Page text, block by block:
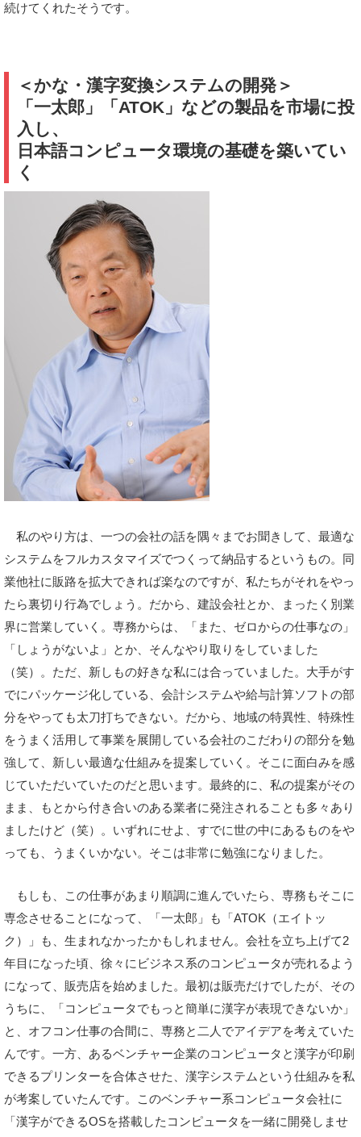
続けてくれたそうです。
＜かな・漢字変換システムの開発＞
「一太郎」「ATOK」などの製品を市場に投
入し、
日本語コンピュータ環境の基礎を築いてい
く
私のやり方は、一つの会社の話を隅々までお聞きして、最適な
システムをフルカスタマイズでつくって納品するというもの。同
業他社に販路を拡大できれば楽なのですが、私たちがそれをやっ
たら裏切り行為でしょう。だから、建設会社とか、まったく別業
界に営業していく。専務からは、「また、ゼロからの仕事なの」
「しょうがないよ」とか、そんなやり取りをしていました
（笑）。ただ、新しもの好きな私には合っていました。大手がす
でにパッケージ化している、会計システムや給与計算ソフトの部
分をやっても太刀打ちできない。だから、地域の特異性、特殊性
をうまく活用して事業を展開している会社のこだわりの部分を勉
強して、新しい最適な仕組みを提案していく。そこに面白みを感
じていただいていたのだと思います。最終的に、私の提案がその
まま、もとから付き合いのある業者に発注されることも多々あり
ましたけど（笑）。いずれにせよ、すでに世の中にあるものをや
っても、うまくいかない。そこは非常に勉強になりました。
もしも、この仕事があまり順調に進んでいたら、専務もそこに
専念させることになって、「一太郎」も「ATOK（エイトッ
ク）」も、生まれなかったかもしれません。会社を立ち上げて2
年目になった頃、徐々にビジネス系のコンピュータが売れるよう
になって、販売店を始めました。最初は販売だけでしたが、その
うちに、「コンピュータでもっと簡単に漢字が表現できないか」
と、オフコン仕事の合間に、専務と二人でアイデアを考えていた
んです。一方、あるベンチャー企業のコンピュータと漢字が印刷
できるプリンターを合体させた、漢字システムという仕組みを私
が考案していたんです。このベンチャー系コンピュータ会社に
「漢字ができるOSを搭載したコンピュータを一緒に開発しませ